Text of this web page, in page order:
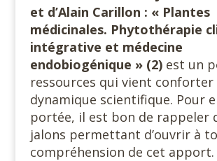
et d’Alain Carillon : « Plantes
médicinales. Phytothérapie
intégrative et médecine
endobiogénique » (2)est un
ressources qui vient conforter
dynamique scientifique. Pour
portée, il est bon de rappeler
jalons permettant d’ouvrir à
compréhension de cet apport.